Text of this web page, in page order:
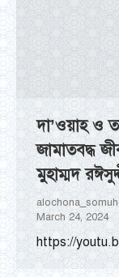
দা’ওয়াহ ও
জামাতবদ্ধ
মুহাম্মদ
March 24, 2024
https://